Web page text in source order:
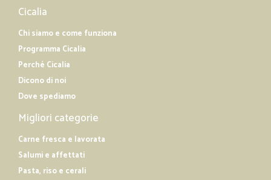
Cicalia
Chi siamo e come funziona
Programma Cicalia
Perché Cicalia
Dicono di noi
Dove spediamo
Migliori categorie
Carne fresca e lavorata
Salumi e affettati
Pasta, riso e cerali